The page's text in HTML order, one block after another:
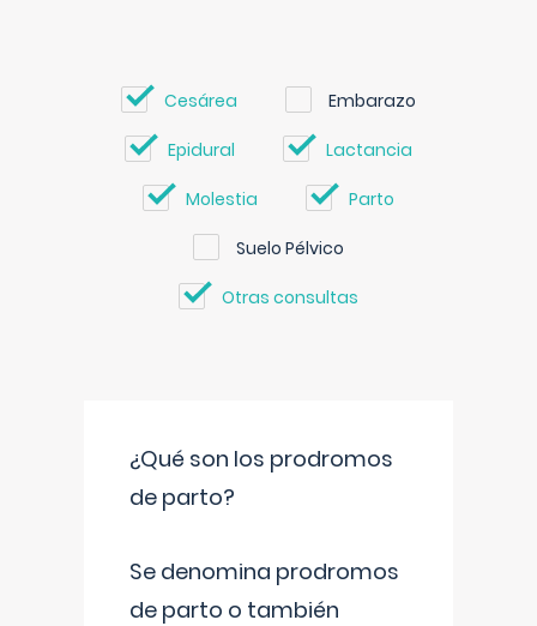
Cesárea Embarazo
Epidural Lactancia
Molestia Parto
Suelo Pélvico
Otras consultas
¿Qué son los prodromos
de parto?
Se denomina prodromos
de parto o también